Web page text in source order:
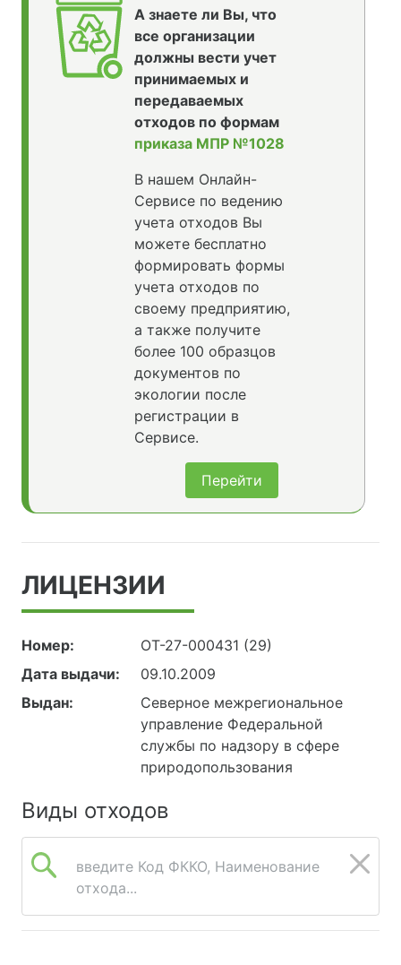
А знаете ли Вы, что
все организации
должны вести учет
принимаемых и
передаваемых
отходов по формам
приказа МПР №1028
В нашем Онлайн-
Сервисе по ведению
учета отходов Вы
можете бесплатно
формировать формы
учета отходов по
своему предприятию,
а также получите
более 100 образцов
документов по
экологии после
регистрации в
Сервисе.
Перейти
ЛИЦЕНЗИИ
Номер:
ОТ-27-000431 (29)
Дата выдачи:
09.10.2009
Выдан:
Северное межрегиональное
управление Федеральной
службы по надзору в сфере
природопользования
Виды отходов
введите Код ФККО, Наименование
отхода...